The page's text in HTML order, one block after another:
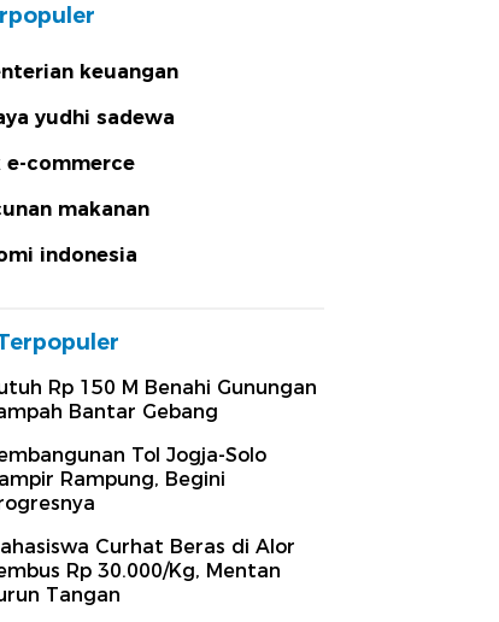
keuangan
yudhi sadewa
e-commerce
makanan
indonesia
Rp 150 M Benahi Gunungan
Bantar Gebang
Tol Jogja-Solo
Rampung, Begini
Curhat Beras di Alor
Rp 30.000/Kg, Mentan
Tangan